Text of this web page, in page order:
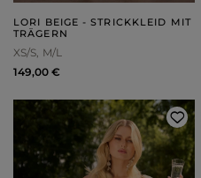
LORI BEIGE - STRICKKLEID MIT
TRÄGERN
XS/S M/L
149,00 €